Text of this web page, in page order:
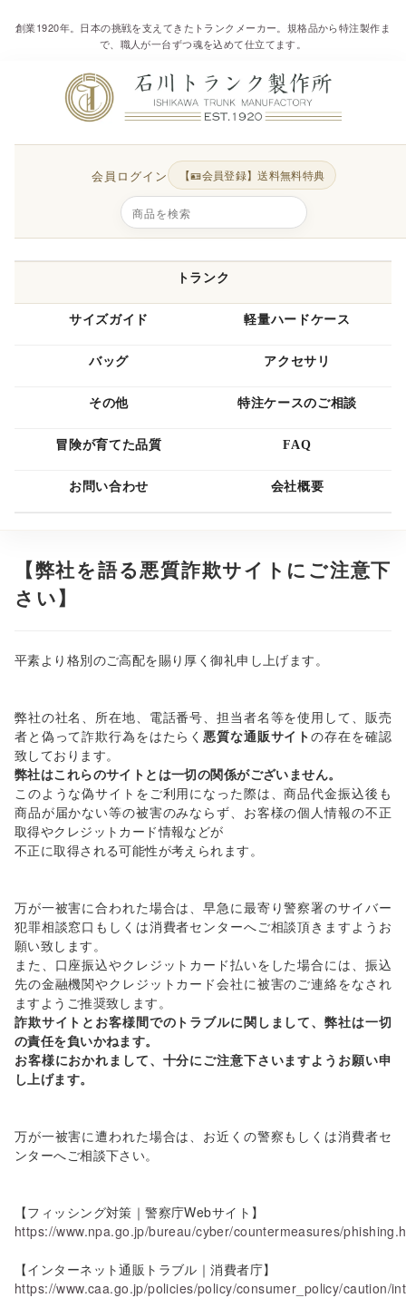
創業1920年。日本の挑戦を支えてきたトランクメーカー。規格品から特注製作ま
で、職人が一台ずつ魂を込めて仕立てます。
会員ログイン 【🪪会員登録】送料無料特典
トランク
サイズガイド 軽量ハードケース
バッグ アクセサリ
その他 特注ケースのご相談
冒険が育てた品質 FAQ
お問い合わせ 会社概要
【弊社を語る悪質詐欺サイトにご注意下
さい】
平素より格別のご高配を賜り厚く御礼申し上げます。
弊社の社名、所在地、電話番号、担当者名等を使用して、販売
者と偽って詐欺行為をはたらく悪質な通販サイトの存在を確認
致しております。
弊社はこれらのサイトとは一切の関係がございません。
このような偽サイトをご利用になった際は、商品代金振込後も
商品が届かない等の被害のみならず、お客様の個人情報の不正
取得やクレジットカード情報などが
不正に取得される可能性が考えられます。
万が一被害に合われた場合は、早急に最寄り警察署のサイバー
犯罪相談窓口もしくは消費者センターへご相談頂きますようお
願い致します。
また、口座振込やクレジットカード払いをした場合には、振込
先の金融機関やクレジットカード会社に被害のご連絡をなされ
ますようご推奨致します。
詐欺サイトとお客様間でのトラブルに関しまして、弊社は一切
の責任を負いかねます。
お客様におかれまして、十分にご注意下さいますようお願い申
し上げます。
万が一被害に遭われた場合は、お近くの警察もしくは消費者セ
ンターへご相談下さい。
【フィッシング対策｜警察庁Webサイト】
https://www.npa.go.jp/bureau/cyber/countermeasures/
【インターネット通販トラブル｜消費者庁】
https://www.caa.go.jp/policies/policy/consumer_policy/caution/